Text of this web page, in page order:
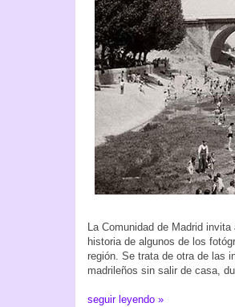
La Comunidad de Madrid
historia de algunos de los
región. Se trata de otra de las
madrileños sin salir de casa,
seguir leyendo »